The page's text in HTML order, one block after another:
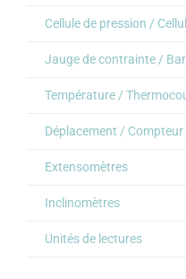
Cellule de pression /
Jauge de contrainte /
Température /
Déplacement /
Extensomètres
Inclinomètres
Unités de lectures